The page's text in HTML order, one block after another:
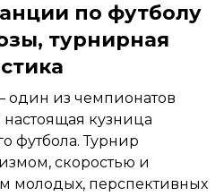
по футболу
турнирная
один из чемпионатов
кузница
футбола. Турнир
скоростью и
молодых, перспективных